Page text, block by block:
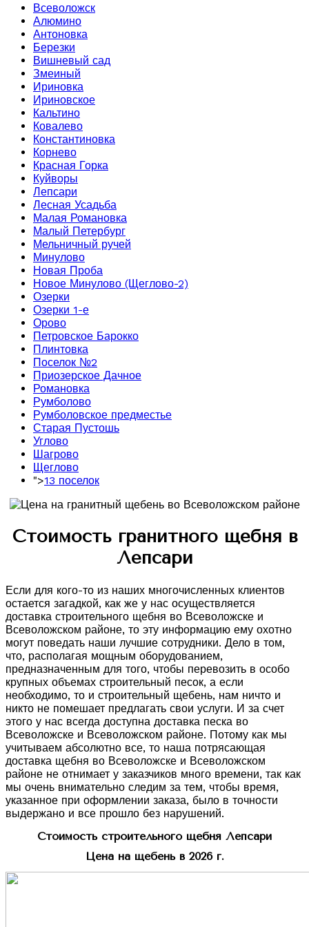
Всеволожск
Алюмино
Антоновка
Березки
Вишневый сад
Змеиный
Ириновка
Ириновское
Кальтино
Ковалево
Константиновка
Корнево
Красная Горка
Куйворы
Лепсари
Лесная Усадьба
Малая Романовка
Малый Петербург
Мельничный ручей
Минулово
Новая Проба
Новое Минулово (Щеглово-2)
Озерки
Озерки 1-е
Орово
Петровское Барокко
Плинтовка
Поселок №2
Приозерское Дачное
Романовка
Румболово
Румболовское предместье
Старая Пустошь
Углово
Шагрово
Щеглово
">13 поселок
Стоимость гранитного щебня в
Лепсари
Если для кого-то из наших многочисленных клиентов
остается загадкой, как же у нас осуществляется
доставка строительного щебня во Всеволожске и
Всеволожском районе, то эту информацию ему охотно
могут поведать наши лучшие сотрудники. Дело в том,
что, располагая мощным оборудованием,
предназначенным для того, чтобы перевозить в особо
крупных объемах строительный песок, а если
необходимо, то и строительный щебень, нам ничто и
никто не помешает предлагать свои услуги. И за счет
этого у нас всегда доступна доставка песка во
Всеволожске и Всеволожском районе. Потому как мы
учитываем абсолютно все, то наша потрясающая
доставка щебня во Всеволожске и Всеволожском
районе не отнимает у заказчиков много времени, так как
мы очень внимательно следим за тем, чтобы время,
указанное при оформлении заказа, было в точности
выдержано и все прошло без нарушений.
Стоимость строительного щебня Лепсари
Цена на щебень в 2026 г.